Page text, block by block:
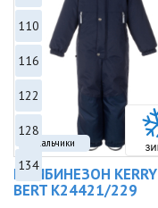
Мальчики
110
116
122
128
134
КОМБИНЕЗОН KERRY
BERT K24421/229